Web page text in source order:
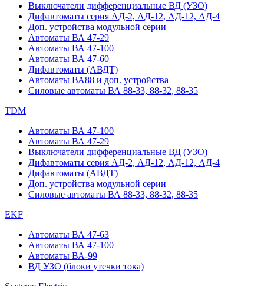
Выключатели дифференциальные ВД (УЗО)
Дифавтоматы серия АД-2, АД-12, АД-12, АД-4
Доп. устройства модульной серии
Автоматы ВА 47-29
Автоматы ВА 47-100
Автоматы ВА 47-60
Дифавтоматы (АВДТ)
Автоматы ВА88 и доп. устройства
Силовые автоматы ВА 88-33, 88-32, 88-35
TDM
Автоматы ВА 47-100
Автоматы ВА 47-29
Выключатели дифференциальные ВД (УЗО)
Дифавтоматы серия АД-2, АД-12, АД-12, АД-4
Дифавтоматы (АВДТ)
Доп. устройства модульной серии
Силовые автоматы ВА 88-33, 88-32, 88-35
EKF
Автоматы ВА 47-63
Автоматы ВА 47-100
Автоматы ВА-99
ВД УЗО (блоки утечки тока)